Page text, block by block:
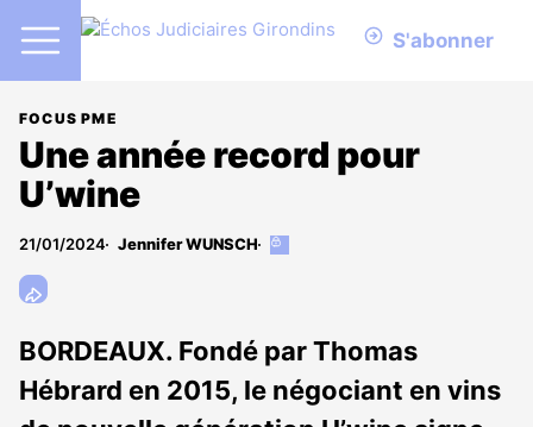
S'abonner
FOCUS PME
Une année record pour
U’wine
21/01/2024 Jennifer WUNSCH
Cet
abonnés
BORDEAUX. Fondé par Thomas
Hébrard en 2015, le négociant en vins